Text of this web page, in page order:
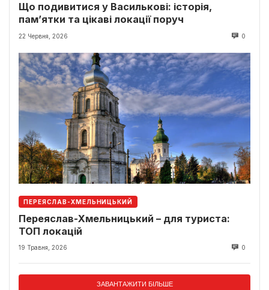
Що подивитися у Василькові: історія,
пам’ятки та цікаві локації поруч
22 Червня, 2026 0
ПЕРЕЯСЛАВ-ХМЕЛЬНИЦЬКИЙ
Переяслав-Хмельницький – для туриста:
ТОП локацій
19 Травня, 2026 0
ЗАВАНТАЖИТИ БІЛЬШЕ